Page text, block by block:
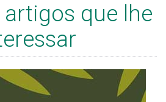
artigos que lhe